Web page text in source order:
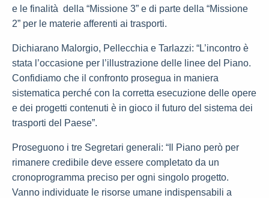
e le finalità della “Missione 3” e di parte della “Missione
2” per le materie afferenti ai trasporti.
Dichiarano Malorgio, Pellecchia e Tarlazzi: “L’incontro è
stata l’occasione per l’illustrazione delle linee del Piano.
Confidiamo che il confronto prosegua in maniera
sistematica perché con la corretta esecuzione delle opere
e dei progetti contenuti è in gioco il futuro del sistema dei
trasporti del Paese”.
Proseguono i tre Segretari generali: “Il Piano però per
rimanere credibile deve essere completato da un
cronoprogramma preciso per ogni singolo progetto.
Vanno individuate le risorse umane indispensabili a